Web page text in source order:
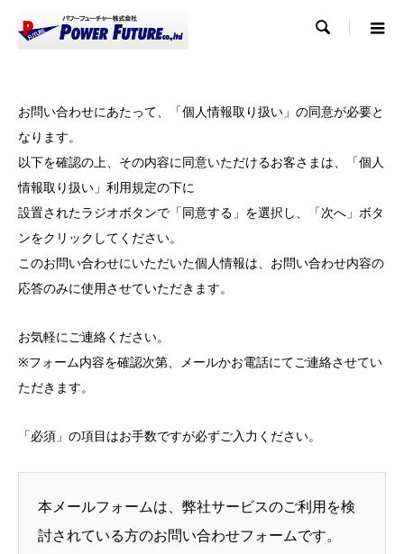

お問い合わせにあたって、「個人情報取り扱い」の同意が必要と
なります。
以下を確認の上、その内容に同意いただけるお客さまは、「個人
情報取り扱い」利用規定の下に
設置されたラジオボタンで「同意する」を選択し、「次へ」ボタ
ンをクリックしてください。
このお問い合わせにいただいた個人情報は、お問い合わせ内容の
応答のみに使用させていただきます。
お気軽にご連絡ください。
※フォーム内容を確認次第、メールかお電話にてご連絡させてい
ただきます。
「必須」の項目はお手数ですが必ずご入力ください。
本メールフォームは、弊社サービスのご利用を検
討されている方のお問い合わせフォームです。